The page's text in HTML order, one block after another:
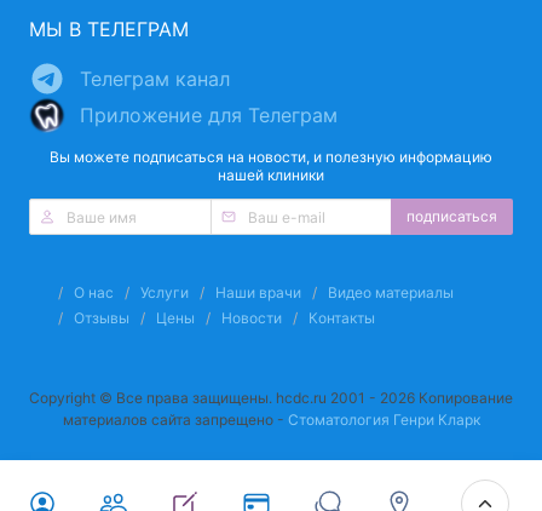
МЫ В ТЕЛЕГРАМ
Телеграм канал
Приложение для Телеграм
Вы можете подписаться на новости, и полезную информацию
нашей клиники
подписаться
О нас Услуги Наши врачи
Видео материалы
Отзывы
Цены Новости Контакты
Copyright © Все права защищены. hcdc.ru 2001 - 2026 Копирование
материалов сайта запрещено - Стоматология Генри Кларк